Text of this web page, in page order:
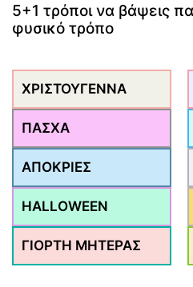
5+1 τρόποι να βάψεις
φυσικό τρόπο
ΧΡΙΣΤΟΥΓΕΝΝΑ
ΠΑΣΧΑ
ΑΠΟΚΡΙΕΣ
HALLOWEEN
ΓΙΟΡΤΗ ΜΗΤΕΡΑΣ